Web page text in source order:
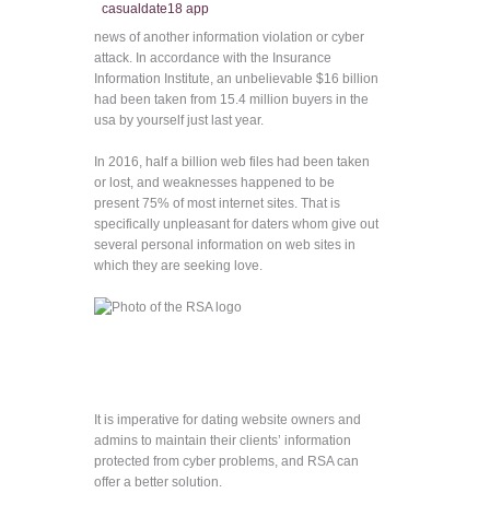
casualdate18 app
news of another information violation or cyber
attack. In accordance with the Insurance
Information Institute, an unbelievable $16 billion
had been taken from 15.4 million buyers in the
usa by yourself just last year.
In 2016, half a billion web files had been taken
or lost, and weaknesses happened to be
present 75% of most internet sites. That is
specifically unpleasant for daters whom give out
several personal information on web sites in
which they are seeking love.
It is imperative for dating website owners and
admins to maintain their clients’ information
protected from cyber problems, and RSA can
offer a better solution.